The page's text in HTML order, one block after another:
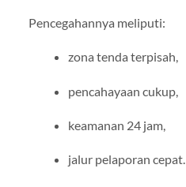
Pencegahannya meliputi:
zona tenda terpisah,
pencahayaan cukup,
keamanan 24 jam,
jalur pelaporan cepat.